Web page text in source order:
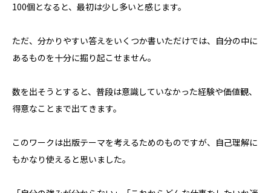
100個となると、最初は少し多いと感じます。
ただ、分かりやすい答えをいくつか書いただけでは、自分の中に
あるものを十分に掘り起こせません。
数を出そうとすると、普段は意識していなかった経験や価値観、
得意なことまで出てきます。
このワークは出版テーマを考えるためのものですが、自己理解に
もかなり使えると思いました。